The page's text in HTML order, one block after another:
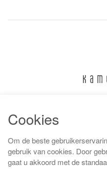
Cookies
Om de beste
gebruik van cookies. Door
gaat u akkoord met de